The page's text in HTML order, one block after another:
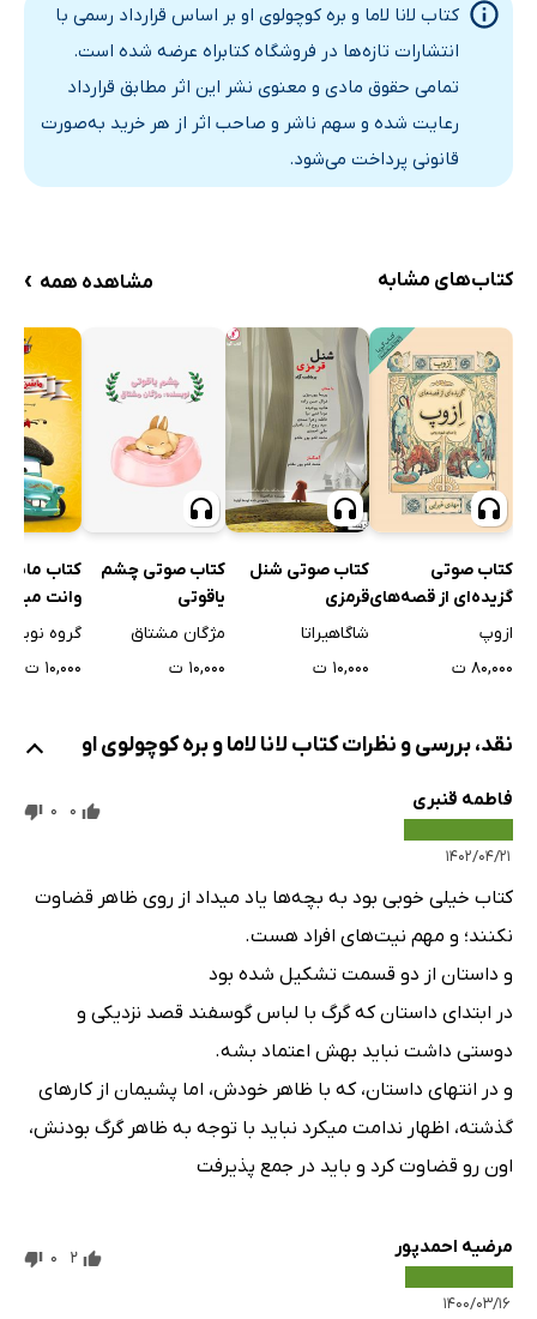
کتاب لانا لاما و بره کوچولوی او بر اساس قرارداد رسمی با
انتشارات تازه‌ها در فروشگاه کتابراه عرضه شده است.
تمامی حقوق مادی و معنوی نشر این اثر مطابق قرارداد
رعایت شده و سهم ناشر و صاحب اثر از هر خرید به‌صورت
قانونی پرداخت می‌شود.
کتاب‌های مشابه مشاهده همه ›
کتاب صوتی
گزیده‌ای از قصه‌های
ازوپ
ازوپ
۸۰,۰۰۰ ت
کتاب صوتی شنل
قرمزی
شاگاهیراتا
۱۰,۰۰۰ ت
کتاب صوتی چشم
یاقوتی
مژگان مشتاق
۱۰,۰۰۰ ت
کتاب
وانت مبارز
گروه
۱۰,۰۰۰ ت
نقد، بررسی و نظرات کتاب لانا لاما و بره کوچولوی او
فاطمه قنبری
۱۴۰۲/۰۴/۲۱
0
0
کتاب خیلی خوبی بود به بچه‌ها یاد میداد از روی ظاهر قضاوت
نکنند؛ و مهم نیت‌های افراد هست.
و داستان از دو قسمت تشکیل شده بود
در ابتدای داستان که گرگ با لباس گوسفند قصد نزدیکی و
دوستی داشت نباید بهش اعتماد بشه.
و در انتهای داستان، که با ظاهر خودش، اما پشیمان از کارهای
گذشته، اظهار ندامت میکرد نباید با توجه به ظاهر گرگ بودنش،
اون رو قضاوت کرد و باید در جمع پذیرفت
مرضیه احمدپور
۱۴۰۰/۰۳/۱۶
2
0